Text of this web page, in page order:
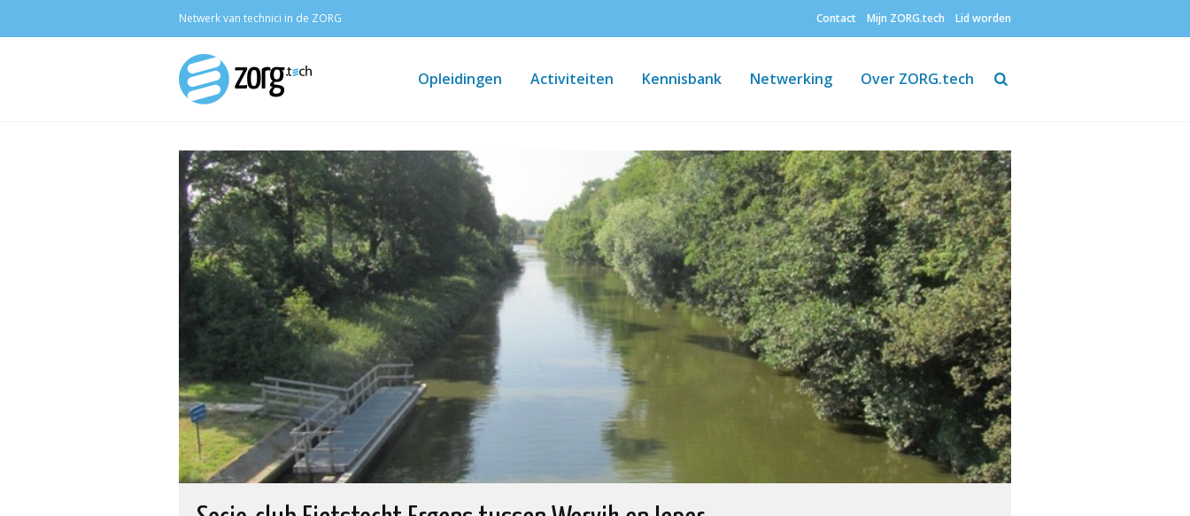
Netwerk van technici in de ZORG Contact Mijn ZORG.tech Lid worden
Opleidingen Activiteiten Kennisbank Netwerking Over ZORG.tech
Zoeken